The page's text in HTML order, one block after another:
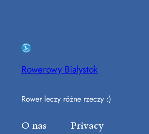
Rowerowy Białystok
Rower leczy różne rzeczy :)
O nas Privacy